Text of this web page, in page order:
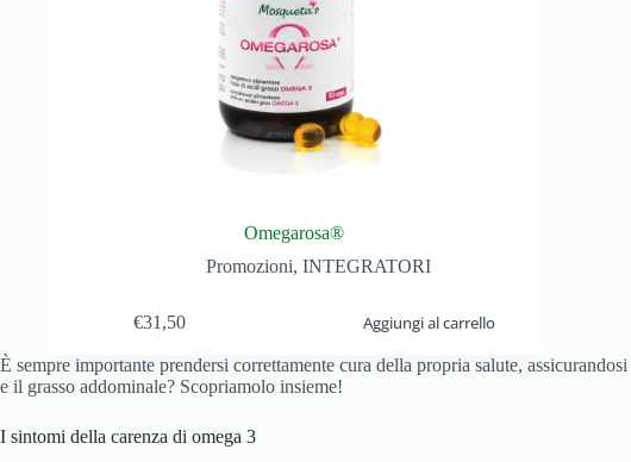
Omegarosa®
Promozioni, INTEGRATORI
€31,50 Aggiungi al carrello
È sempre importante prendersi correttamente cura della propria salute,
e il grasso addominale? Scopriamolo insieme!
I sintomi della carenza di omega 3